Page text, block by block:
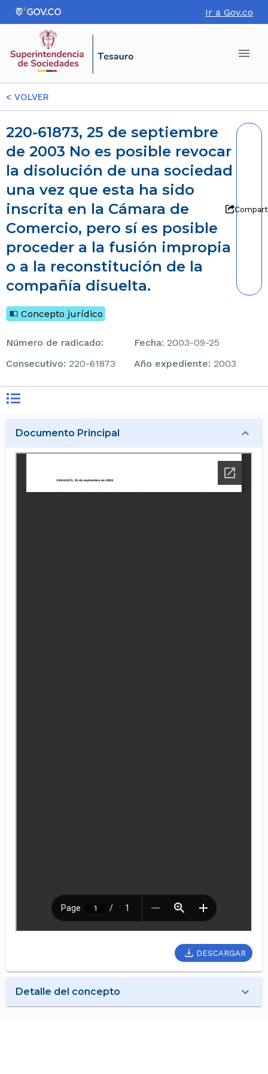
Ir a Gov.co
< VOLVER
220-61873, 25 de septiembre
de 2003 No es posible revocar
la disolución de una sociedad
una vez que esta ha sido
inscrita en la Cámara de
Comercio, pero sí es posible
proceder a la fusión impropia
o a la reconstitución de la
compañía disuelta.
Concepto jurídico
Número de radicado: Fecha: 2003-09-25
consecutivo: 220-61873 Año expediente: 2003
Documento Principal
DESCARGAR
Detalle del concepto